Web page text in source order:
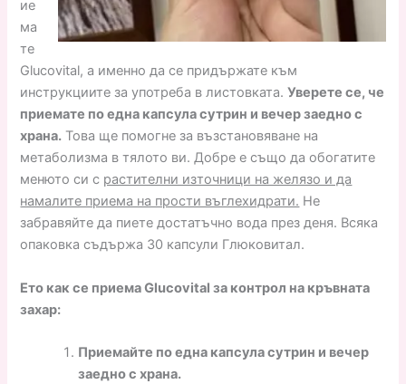
ие
ма
те
Glucovital, а именно да се придържате към
инструкциите за употреба в листовката.Уверете се, че
приемате по една капсула сутрин и вечер заедно с
храна. Това ще помогне за възстановяване на
метаболизма в тялото ви. Добре е също да обогатите
менюто си с растителни източници на желязо и да
намалите приема на прости въглехидрати. Не
забравяйте да пиете достатъчно вода през деня. Всяка
опаковка съдържа 30 капсули Глюковитал.
Ето как се приема Glucovital за контрол на кръвната
захар:
Приемайте по една капсула сутрин и вечер
заедно с храна.